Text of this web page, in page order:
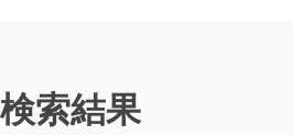
索結果